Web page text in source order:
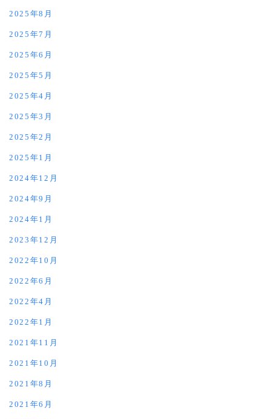
2025年8月
2025年7月
2025年6月
2025年5月
2025年4月
2025年3月
2025年2月
2025年1月
2024年12月
2024年9月
2024年1月
2023年12月
2022年10月
2022年6月
2022年4月
2022年1月
2021年11月
2021年10月
2021年8月
2021年6月